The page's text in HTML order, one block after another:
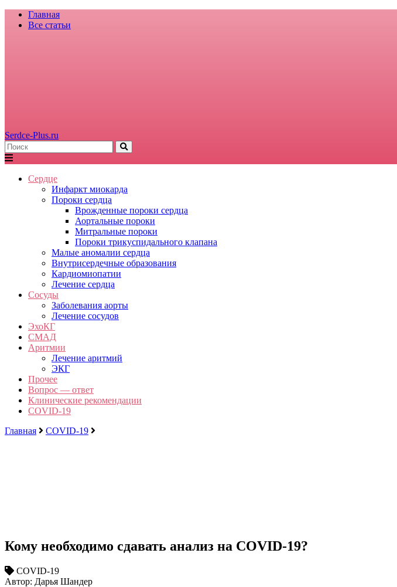
Главная
Все статьи
Serdce-Plus.ru
Сердце
Инфаркт миокарда
Пороки сердца
Врожденные пороки сердца
Аортальные пороки
Митральные пороки
Пороки трикуспидального клапана
Малые аномалии сердца
Внутрисердечные образования
Кардиомиопатии
Лечение сердца
Сосуды
Заболевания аорты
Лечение сосудов
ЭхоКГ
СМАД
Аритмии
Лечение аритмий
ЭКГ
Прочее
Вопрос — ответ
Клинические рекомендации
COVID-19
Главная
COVID-19
Кому необходимо сдавать анализ на COVID-19?
COVID-19
Автор: Дарья Шандер